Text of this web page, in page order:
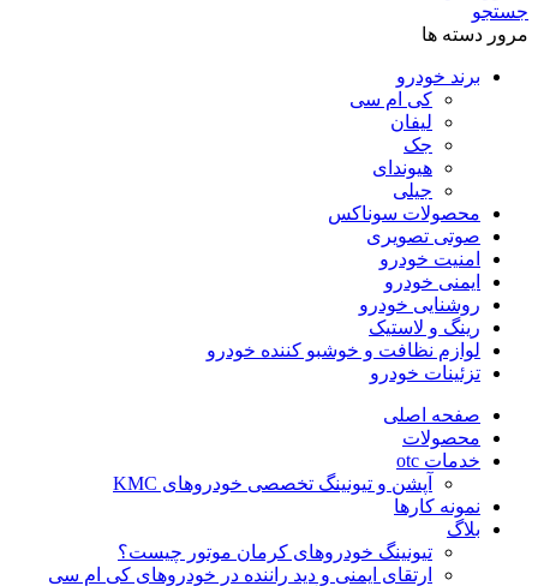
جستجو
مرور دسته ها
برند خودرو
کی ام سی
لیفان
جک
هیوندای
جیلی
محصولات سوناکس
صوتی تصویری
امنیت خودرو
ایمنی خودرو
روشنایی خودرو
رینگ و لاستیک
لوازم نظافت و خوشبو کننده خودرو
تزئینات خودرو
صفحه اصلی
محصولات
خدمات otc
آپشن و تیونینگ تخصصی خودروهای KMC
نمونه کارها
بلاگ
تیونینگ خودروهای کرمان موتور چیست؟
ارتقای ایمنی و دید راننده در خودروهای کی ام سی